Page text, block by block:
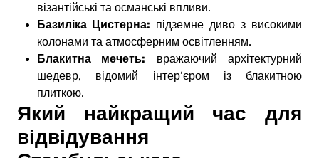
візантійські та османські впливи.
Базиліка Цистерна: підземне диво з високими
колонами та атмосферним освітленням.
Блакитна мечеть: вражаючий архітектурний
шедевр, відомий інтер’єром із блакитною
плиткою.
Який найкращий час для
відвідування